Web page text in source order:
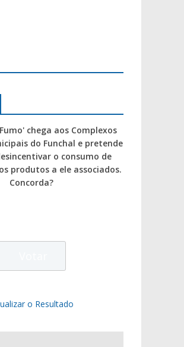
chega aos Complexos
do Funchal e pretende
o consumo de
produtos a ele associados.
Concorda?
o Resultado